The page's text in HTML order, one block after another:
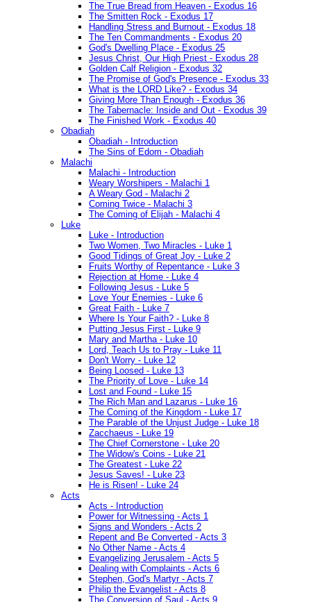
The True Bread from Heaven - Exodus 16
The Smitten Rock - Exodus 17
Handling Stress and Burnout - Exodus 18
The Ten Commandments - Exodus 20
God's Dwelling Place - Exodus 25
Jesus Christ, Our High Priest - Exodus 28
Golden Calf Religion - Exodus 32
The Promise of God's Presence - Exodus 33
What is the LORD Like? - Exodus 34
Giving More Than Enough - Exodus 36
The Tabernacle: Inside and Out - Exodus 39
The Finished Work - Exodus 40
Obadiah
Obadiah - Introduction
The Sins of Edom - Obadiah
Malachi
Malachi - Introduction
Weary Worshipers - Malachi 1
A Weary God - Malachi 2
Coming Twice - Malachi 3
The Coming of Elijah - Malachi 4
Luke
Luke - Introduction
Two Women, Two Miracles - Luke 1
Good Tidings of Great Joy - Luke 2
Fruits Worthy of Repentance - Luke 3
Rejection at Home - Luke 4
Following Jesus - Luke 5
Love Your Enemies - Luke 6
Great Faith - Luke 7
Where Is Your Faith? - Luke 8
Putting Jesus First - Luke 9
Mary and Martha - Luke 10
Lord, Teach Us to Pray - Luke 11
Don't Worry - Luke 12
Being Loosed - Luke 13
The Priority of Love - Luke 14
Lost and Found - Luke 15
The Rich Man and Lazarus - Luke 16
The Coming of the Kingdom - Luke 17
The Parable of the Unjust Judge - Luke 18
Zacchaeus - Luke 19
The Chief Cornerstone - Luke 20
The Widow's Coins - Luke 21
The Greatest - Luke 22
Jesus Saves! - Luke 23
He is Risen! - Luke 24
Acts
Acts - Introduction
Power for Witnessing - Acts 1
Signs and Wonders - Acts 2
Repent and Be Converted - Acts 3
No Other Name - Acts 4
Evangelizing Jerusalem - Acts 5
Dealing with Complaints - Acts 6
Stephen, God's Martyr - Acts 7
Philip the Evangelist - Acts 8
The Conversion of Saul - Acts 9